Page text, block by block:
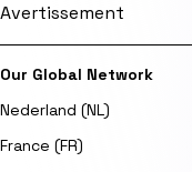
Avertissement
Our Global Network
Nederland (NL)
France (FR)